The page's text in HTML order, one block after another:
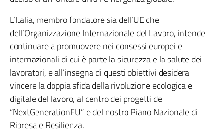
L’Italia, membro fondatore sia dell’UE che
dell’Organizzazione Internazionale del Lavoro, intende
continuare a promuovere nei consessi europei e
internazionali di cui è parte la sicurezza e la salute dei
lavoratori, e all’insegna di questi obiettivi desidera
vincere la doppia sfida della rivoluzione ecologica e
digitale del lavoro, al centro dei progetti del
“NextGenerationEU” e del nostro Piano Nazionale di
Ripresa e Resilienza.